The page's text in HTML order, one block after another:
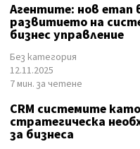
Агентите: нов етап
развитието на
бизнес управление
Без категория
12.11.2025
7 мин. за четене
CRM системите като
стратегическа
за бизнеса